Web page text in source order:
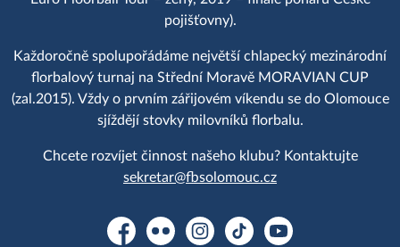
pojišťovny).
Každoročně spolupořádáme největší chlapecký mezinárodní
florbalový turnaj na Střední Moravě MORAVIAN CUP
(zal.2015). Vždy o prvním zářijovém víkendu se do Olomouce
sjíždějí stovky milovníků florbalu.
Chcete rozvíjet činnost našeho klubu? Kontaktujte
sekretar@fbsolomouc.cz
FacebookFlickr Instagram
TikTok YouTube